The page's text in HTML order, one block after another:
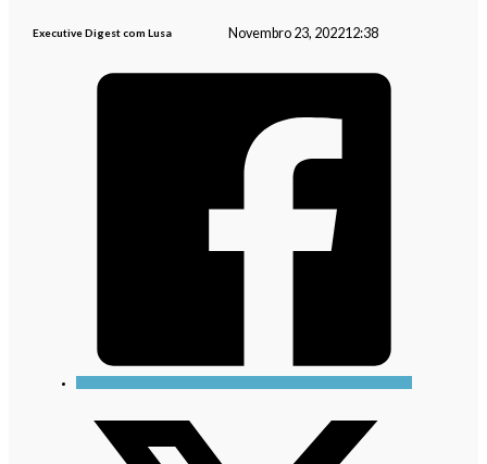
Executive Digest com Lusa Novembro 23, 202212:38